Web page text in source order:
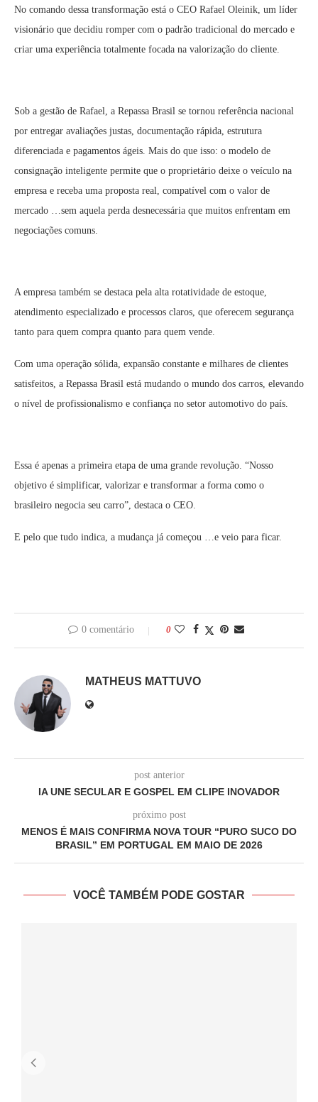
No comando dessa transformação está o CEO Rafael Oleinik, um líder
visionário que decidiu romper com o padrão tradicional do mercado e
criar uma experiência totalmente focada na valorização do cliente.
Sob a gestão de Rafael, a Repassa Brasil se tornou referência nacional
por entregar avaliações justas, documentação rápida, estrutura
diferenciada e pagamentos ágeis. Mais do que isso: o modelo de
consignação inteligente permite que o proprietário deixe o veículo na
empresa e receba uma proposta real, compatível com o valor de
mercado …sem aquela perda desnecessária que muitos enfrentam em
negociações comuns.
A empresa também se destaca pela alta rotatividade de estoque,
atendimento especializado e processos claros, que oferecem segurança
tanto para quem compra quanto para quem vende.
Com uma operação sólida, expansão constante e milhares de clientes
satisfeitos, a Repassa Brasil está mudando o mundo dos carros, elevando
o nível de profissionalismo e confiança no setor automotivo do país.
Essa é apenas a primeira etapa de uma grande revolução. “Nosso
objetivo é simplificar, valorizar e transformar a forma como o
brasileiro negocia seu carro”, destaca o CEO.
E pelo que tudo indica, a mudança já começou …e veio para ficar.
0 comentário 0
MATHEUS MATTUVO
post anterior
IA UNE SECULAR E GOSPEL EM CLIPE INOVADOR
próximo post
MENOS É MAIS CONFIRMA NOVA TOUR “PURO SUCO DO
BRASIL” EM PORTUGAL EM MAIO DE 2026
VOCÊ TAMBÉM PODE GOSTAR